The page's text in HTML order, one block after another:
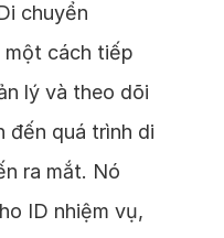
chuyển
một cách tiếp
lý và theo dõi
đến quá trình di
ra mắt. Nó
ID nhiệm vụ,